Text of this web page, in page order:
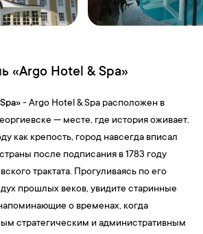
«Argo Hotel & Spa»
- Argo Hotel & Spa расположен в
— месте, где история оживает.
как крепость, город навсегда вписал
после подписания в 1783 году
трактата. Прогуливаясь по его
прошлых веков, увидите старинные
о временах, когда
стратегическим и административным